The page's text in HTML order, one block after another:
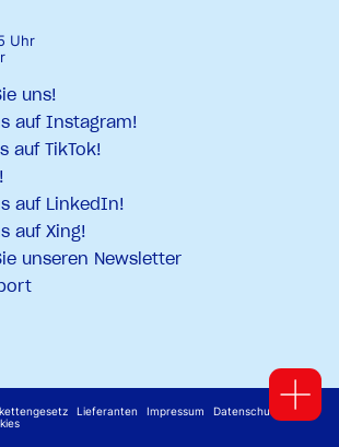
Uhr
uns!
auf Instagram!
auf TikTok!
auf LinkedIn!
auf Xing!
unseren Newsletter
Lieferanten Impressum
Datenschutz